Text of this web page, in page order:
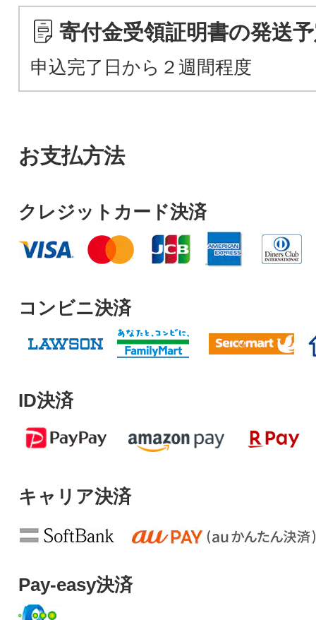
寄付金受領証明書の発送
申込完了日から２週間程度
お支払方法
クレジットカード決済
コンビニ決済
ID決済
キャリア決済
Pay-easy決済